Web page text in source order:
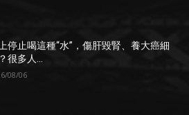
停止喝這種“水”，傷肝毀腎、養大癌細
很多人...
08/06